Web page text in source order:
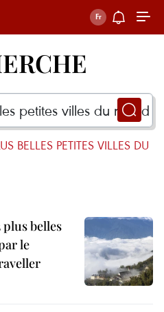
BELLES PETITES VILLES DU
plus belles
le